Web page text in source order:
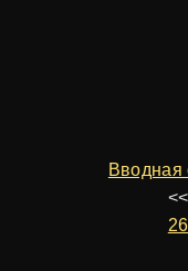
Вводная
<<